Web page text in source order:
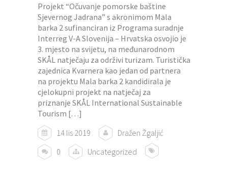
Projekt “Očuvanje pomorske baštine
Sjevernog Jadrana” s akronimom Mala
barka 2 sufinanciran iz Programa suradnje
Interreg V-A Slovenija – Hrvatska osvojio je
3. mjesto na svijetu, na međunarodnom
SKÅL natječaju za održivi turizam. Turistička
zajednica Kvarnera kao jedan od partnera
na projektu Mala barka 2 kandidirala je
cjelokupni projekt na natječaj za
priznanje SKÅL International Sustainable
Tourism […]
14 lis 2019
Dražen Žgaljić
0
Uncategorized